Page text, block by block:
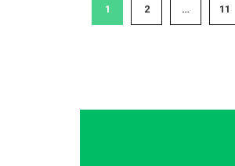
1 2 … 11